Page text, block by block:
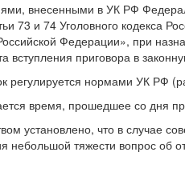
внесенными в УК РФ
73 и 74 Уголовного кодекса
Федерации», при
вступления приговора в
регулируется нормами УК РФ
время, прошедшее со дня
установлено, что в случае
небольшой тяжести вопрос об